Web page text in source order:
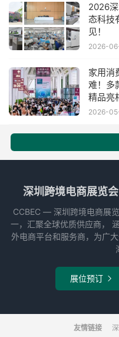
2026
态科技
见！
2026-
家用消
难！多
精品亮
2026-
深圳跨境电商展览
CCBEC ― 深圳跨境电商展
一，汇聚全球优质供应商，
外电商平台和服务商，为广
展位预订 
友情链接